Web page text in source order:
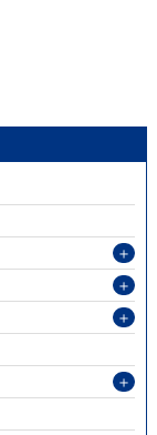
＋
＋
＋
＋